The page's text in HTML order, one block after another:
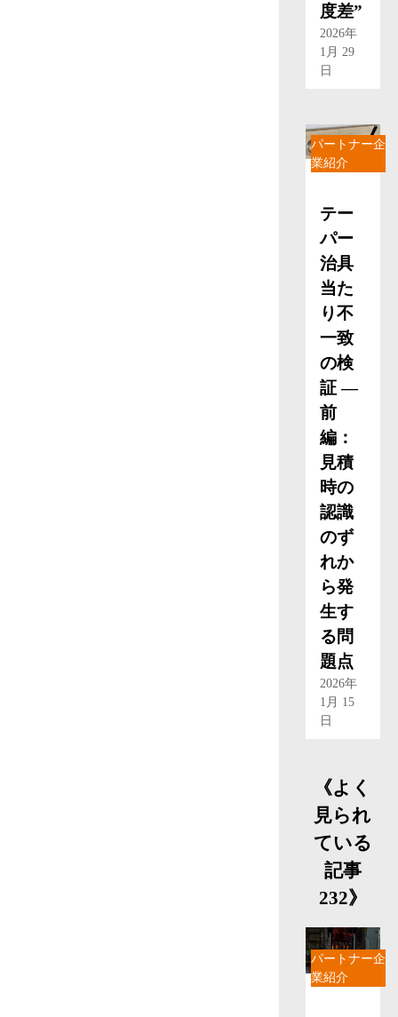
度差”
2026年
1月 29
日
パートナー企
業紹介
テー
パー
治具
当た
り不
一致
の検
証 ―
前
編：
見積
時の
認識
のず
れか
ら発
生す
る問
題点
2026年
1月 15
日
《よく
見られ
ている
記事
232》
パートナー企
業紹介